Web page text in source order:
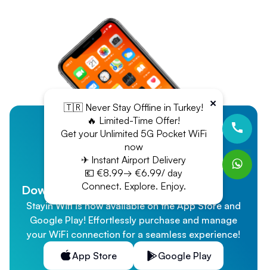
Download Our App
Stayin Wifi is now available on the App Store and
Google Play! Effortlessly purchase and manage
your WiFi connection for a seamless experience!
App Store
Google Play
×
🇹🇷 Never Stay Offline in Turkey!
🔥 Limited-Time Offer!
Get your Unlimited 5G Pocket WiFi
now
✈ Instant Airport Delivery
💶 €8.99→ €6.99/ day
Connect. Explore. Enjoy.